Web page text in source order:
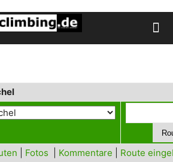
Fotos Kommentare
Route